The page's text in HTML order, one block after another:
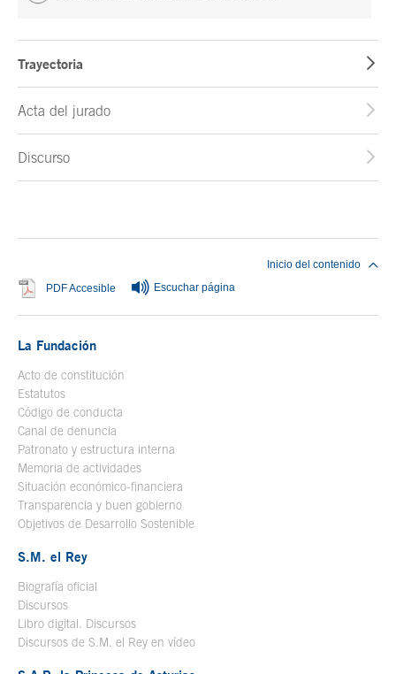
Trayectoria
Acta del jurado
Discurso
PDF Accesible Se abre en ventana nueva
Escuchar página
Inicio del contenido
La Fundación
Acto de constitución
Estatutos
Código de conducta
Canal de denuncia
Patronato y estructura interna
Memoria de actividades
Situación económico-financiera
Transparencia y buen gobierno
Objetivos de Desarrollo Sostenible
S.M. el Rey
Biografía oficial
Discursos
Libro digital. Discursos
Discursos de S.M. el Rey en vídeo